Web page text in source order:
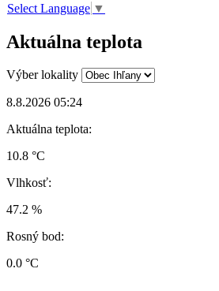
Select Language ▼
Aktuálna teplota
Výber lokality
8.8.2026 05:24
Aktuálna teplota:
10.8 °C
Vlhkosť:
47.2 %
Rosný bod:
0.0 °C